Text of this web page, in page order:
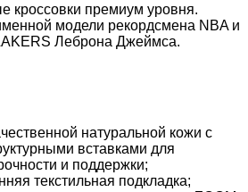
кроссовки премиум уровня.
модели рекордсмена NBA и
Леброна Джеймса.
натуральной кожи с
вставками для
и поддержки;
текстильная подкладка;